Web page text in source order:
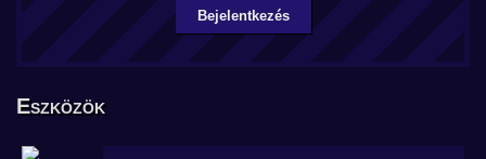
Bejelentkezés
Eszközök